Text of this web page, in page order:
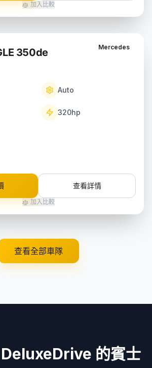
加入比較
Mercedes
350de
Auto
320hp
查看詳情
加入比較
查看全部車隊
的賓士